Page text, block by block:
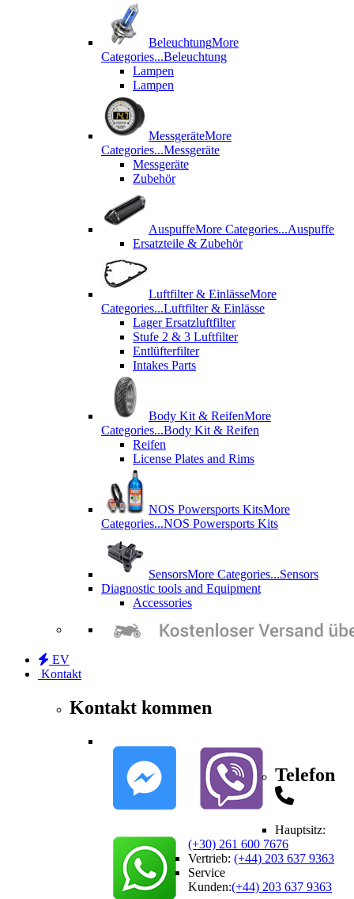
BeleuchtungMore
Categories...Beleuchtung
Lampen
Lampen
MessgeräteMore
Categories...Messgeräte
Messgeräte
Zubehör
AuspuffeMore Categories...Auspuffe
Ersatzteile & Zubehör
Luftfilter & EinlässeMore
Categories...Luftfilter & Einlässe
Lager Ersatzluftfilter
Stufe 2 & 3 Luftfilter
Entlüfterfilter
Intakes Parts
Body Kit & ReifenMore
Categories...Body Kit & Reifen
Reifen
License Plates and Rims
NOS Powersports KitsMore
Categories...NOS Powersports Kits
SensorsMore Categories...Sensors
Diagnostic tools and Equipment
Accessories
EV
Kontakt
Kontakt kommen
Telefon
Hauptsitz:
(+30) 261 600 7676
Vertrieb: (+44) 203 637 9363
Service
Kunden:(+44) 203 637 9363